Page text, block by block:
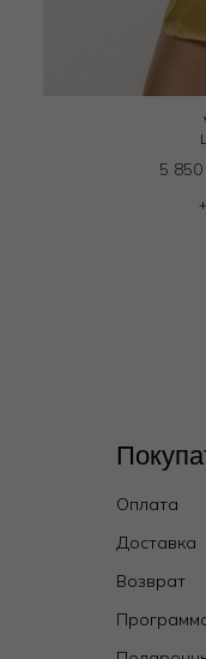
5
Оплата
Доставка
Возврат